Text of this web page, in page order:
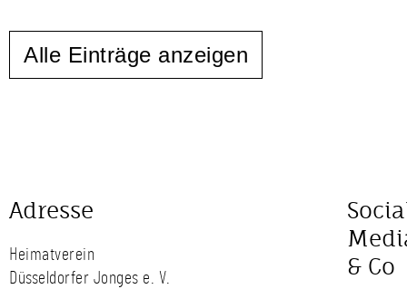
Alle Einträge anzeigen
Adresse
Heimatverein
Düsseldorfer Jonges e. V.
& Co